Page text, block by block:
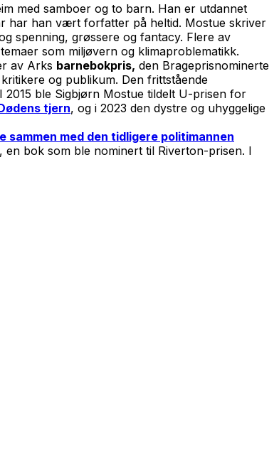
med samboer og to barn. Han er utdannet
har han vært forfatter på heltid. Mostue skriver
spenning, grøssere og fantacy. Flere av
som miljøvern og klimaproblematikk.
av Arks barnebokpris, den Brageprisnominerte
og publikum. Den frittstående
I 2015 ble Sigbjørn Mostue tildelt U-prisen for
tjern, og i 2023 den dystre og uhyggelige
med den tidligere politimannen
en bok som ble nominert til Riverton-prisen. I